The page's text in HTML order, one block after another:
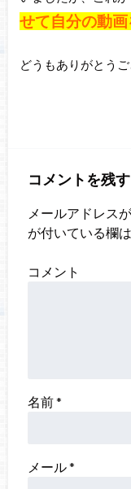
せて自分の動
どうもありがとうご
コメントを残す
メールアドレス
が付いている欄
コメント
名前*
メール*